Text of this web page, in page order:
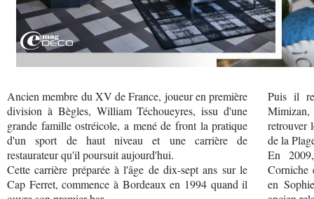
Ancien membre du XV de France, joueur en première
division à Bègles, William Téchoueyres, issu d'une
grande famille ostréicole, a mené de front la pratique
d'un sport de haut niveau et une carrière de
restaurateur qu'il poursuit aujourd'hui.
Cette carrière préparée à l'âge de dix-sept ans sur le
Cap Ferret, commence à Bordeaux en 1994 quand il
Puis il
retrouver
de la
En
Corniche
en